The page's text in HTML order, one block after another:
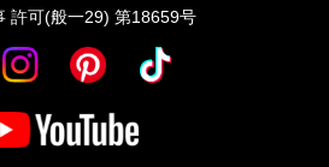
許可(般一29) 第18659号